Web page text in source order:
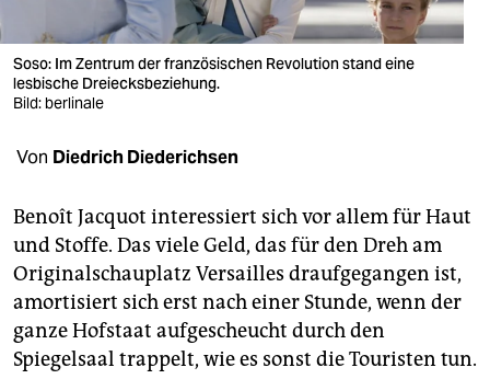
verlag
veranstaltungen
unterstützen
abo
genossenschaft
epaper login
Soso: Im Zentrum der französischen Revolution stand eine
lesbische Dreiecksbeziehung.
Bild: berlinale
Von Diedrich Diederichsen
Benoît Jacquot interessiert sich vor allem für Haut
und Stoffe. Das viele Geld, das für den Dreh am
Originalschauplatz Versailles draufgegangen ist,
amortisiert sich erst nach einer Stunde, wenn der
ganze Hofstaat aufgescheucht durch den
Spiegelsaal trappelt, wie es sonst die Touristen tun.